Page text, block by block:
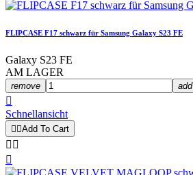
FLIPCASE F17 schwarz für Samsung Galaxy S23 FE
Galaxy S23 FE
AM LAGER
remove add

Schnellansicht
Add To Cart
 
